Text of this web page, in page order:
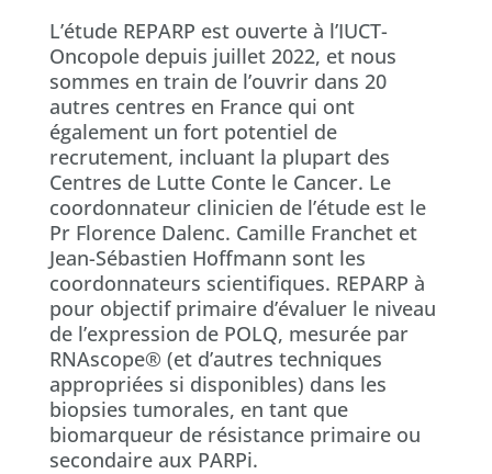
L’étude REPARP est ouverte à l’IUCT-
Oncopole depuis juillet 2022, et nous
sommes en train de l’ouvrir dans 20
autres centres en France qui ont
également un fort potentiel de
recrutement, incluant la plupart des
Centres de Lutte Conte le Cancer. Le
coordonnateur clinicien de l’étude est le
Pr Florence Dalenc. Camille Franchet et
Jean-Sébastien Hoffmann sont les
coordonnateurs scientifiques. REPARP à
pour objectif primaire d’évaluer le niveau
de l’expression de POLQ, mesurée par
RNAscope® (et d’autres techniques
appropriées si disponibles) dans les
biopsies tumorales, en tant que
biomarqueur de résistance primaire ou
secondaire aux PARPi.